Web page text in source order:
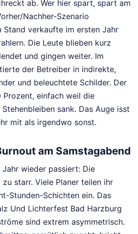
ab. Wer hier spart, spart am
Nachher-Szenario
Stand verkaufte im ersten Jahr
Die Leute blieben kurz
und gingen weiter. Im
der Betreiber in indirekte,
und beleuchtete Schilder. Der
einfach weil die
sank. Das Auge isst
mit als irgendwo sonst.
am Samstagabend
Jahr wieder passiert: Die
starr. Viele Planer teilen ihr
Stunden-Schichten ein. Das
Und Lichterfest Bad Harzburg
sind extrem asymmetrisch.